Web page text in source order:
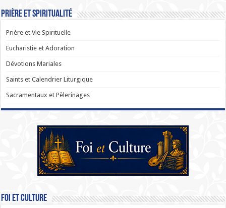
Prière et Spiritualité
Prière et Vie Spirituelle
Eucharistie et Adoration
Dévotions Mariales
Saints et Calendrier Liturgique
Sacramentaux et Pèlerinages
Foi et Culture